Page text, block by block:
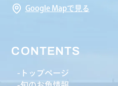
Google Mapで見る
CONTENTS
トップページ